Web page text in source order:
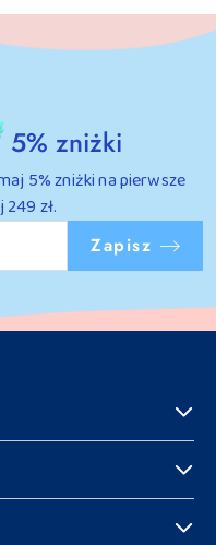
5% zniżki
5% zniżki na pierwsze
zł.
Zapisz